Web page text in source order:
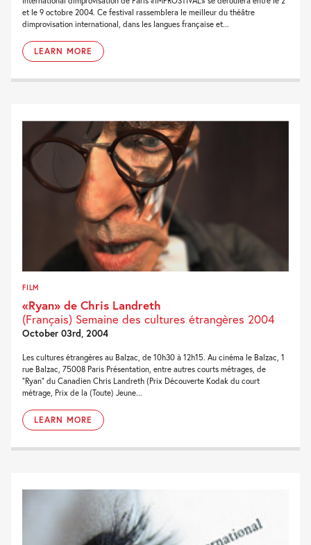
et le 9 octobre 2004. Ce festival rassemblera le meilleur du théâtre
dimprovisation international, dans les langues française et...
LEARN MORE
FILM
«Ryan» de Chris Landreth
(Français) Semaine des cultures étrangères 2004
October 03rd, 2004
Les cultures étrangères au Balzac, de 10h30 à 12h15. Au cinéma le Balzac, 1
rue Balzac, 75008 Paris Présentation, entre autres courts métrages, de
“Ryan” du Canadien Chris Landreth (Prix Découverte Kodak du court
métrage, Prix de la (Toute) Jeune...
LEARN MORE